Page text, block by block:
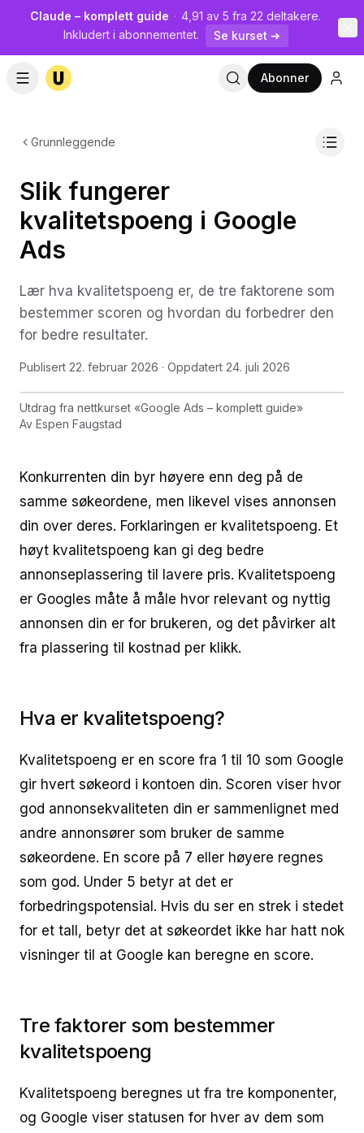
Claude – komplett guide · 4,91 av 5 fra 22 deltakere.
Inkludert i abonnementet.
Se kurset ➔
Abonner
Grunnleggende
Slik fungerer
kvalitetspoeng i Google
Ads
Lær hva kvalitetspoeng er, de tre faktorene som
bestemmer scoren og hvordan du forbedrer den
for bedre resultater.
Publisert 22. februar 2026 · Oppdatert 24. juli 2026
Utdrag fra nettkurset «Google Ads – komplett guide»
Av Espen Faugstad
Konkurrenten din byr høyere enn deg på de
samme søkeordene, men likevel vises annonsen
din over deres. Forklaringen er kvalitetspoeng. Et
høyt kvalitetspoeng kan gi deg bedre
annonseplassering til lavere pris. Kvalitetspoeng
er Googles måte å måle hvor relevant og nyttig
annonsen din er for brukeren, og det påvirker alt
fra plassering til kostnad per klikk.
Hva er kvalitetspoeng?
Kvalitetspoeng er en score fra 1 til 10 som Google
gir hvert søkeord i kontoen din. Scoren viser hvor
god annonsekvaliteten din er sammenlignet med
andre annonsører som bruker de samme
søkeordene. En score på 7 eller høyere regnes
som god. Under 5 betyr at det er
forbedringspotensial. Hvis du ser en strek i stedet
for et tall, betyr det at søkeordet ikke har hatt nok
visninger til at Google kan beregne en score.
Tre faktorer som bestemmer
kvalitetspoeng
Kvalitetspoeng beregnes ut fra tre komponenter,
og Google viser statusen for hver av dem som